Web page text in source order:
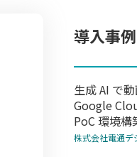
導入事例
生成 AI で
Google
PoC 環境構
株式会社電通デ